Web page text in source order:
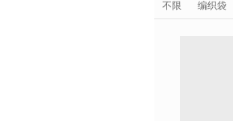
不限 编织袋